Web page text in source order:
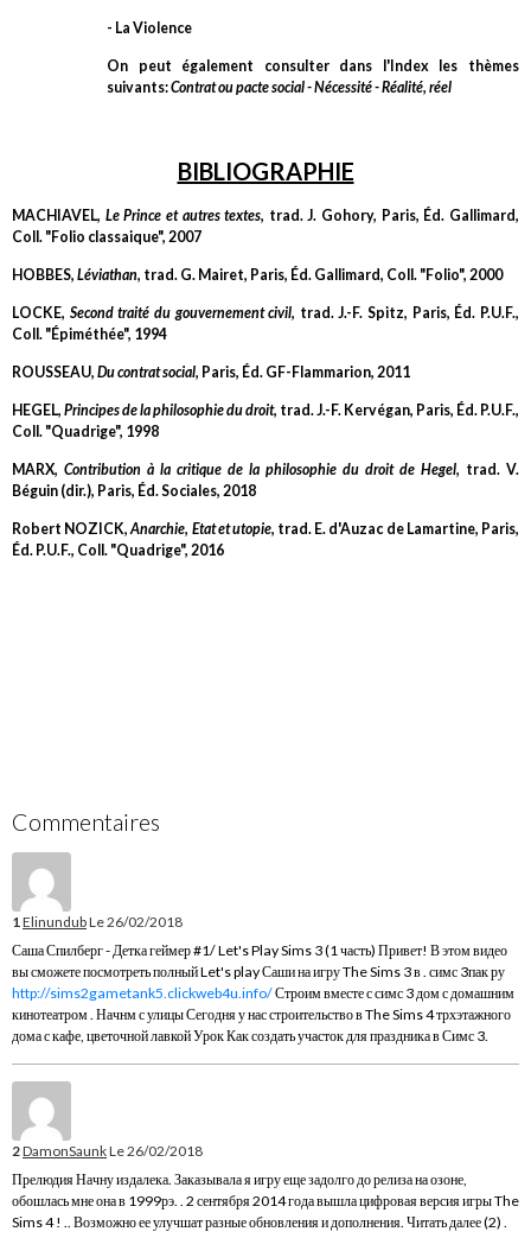
- La Violence
On peut également consulter dans l'Index les thèmes
suivants:Contrat ou pacte social - Nécessité - Réalité, réel
BIBLIOGRAPHIE
MACHIAVEL, Le Prince et autres textes, trad. J. Gohory, Paris, Éd. Gallimard,
Coll. "Folio classaique", 2007
HOBBES, Léviathan, trad. G. Mairet, Paris, Éd. Gallimard, Coll. "Folio", 2000
LOCKE, Second traité du gouvernement civil, trad. J.-F. Spitz, Paris, Éd. P.U.F.,
Coll. "Épiméthée", 1994
ROUSSEAU, Du contrat social, Paris, Éd. GF-Flammarion, 2011
HEGEL, Principes de la philosophie du droit, trad. J.-F. Kervégan, Paris, Éd. P.U.F.,
Coll. "Quadrige", 1998
MARX, Contribution à la critique de la philosophie du droit de Hegel, trad. V.
Béguin (dir.), Paris, Éd. Sociales, 2018
Robert NOZICK,Anarchie, Etat et utopie, trad. E. d'Auzac de Lamartine, Paris,
Éd. P.U.F., Coll. "Quadrige", 2016
Commentaires
1ElinundubLe 26/02/2018
Саша Спилберг - Детка геймер #1/ Let's Play Sims 3 (1 часть) Привет! В этом видео
вы сможете посмотреть полный Let's play Саши на игру The Sims 3 в . симс 3пак ру
http://sims2gametank5.clickweb4u.info/Строим вместе с симс 3 дом с домашним
кинотеатром . Начнм с улицы Сегодня у нас строительство в The Sims 4 трхэтажного
дома с кафе, цветочной лавкой Урок Как создать участок для праздника в Симс 3.
2DamonSaunkLe 26/02/2018
Прелюдия Начну издалека. Заказывала я игру еще задолго до релиза на озоне,
обошлась мне она в 1999рэ. . 2 сентября 2014 года вышла цифровая версия игры The
Sims 4 ! .. Возможно ее улучшат разные обновления и дополнения. Читать далее (2) .